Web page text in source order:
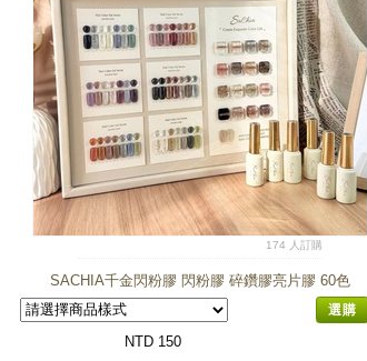
174 人訂購
SACHIA千金閃粉膠 閃粉膠 碎鑽膠亮片膠 60色
選購
NTD 150